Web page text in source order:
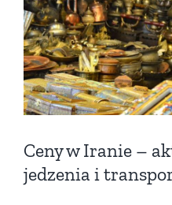
Ceny w Iranie –
jedzenia i